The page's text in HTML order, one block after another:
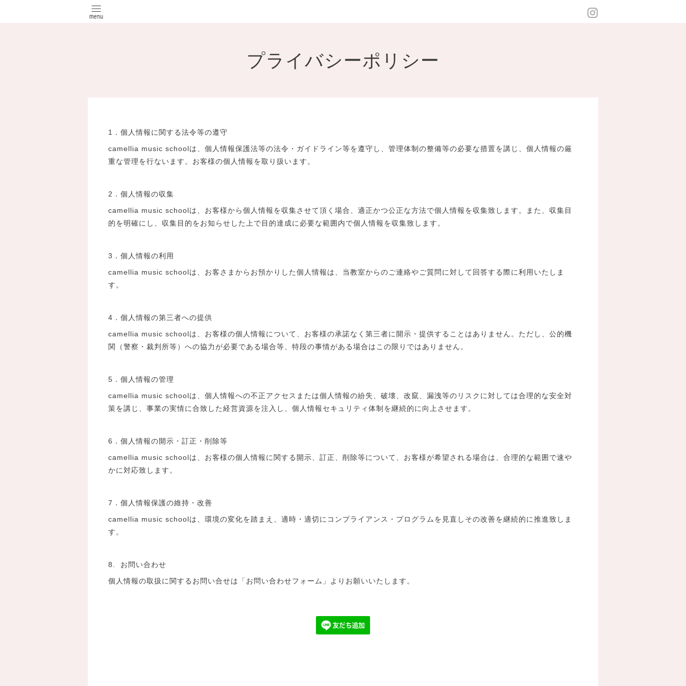
プライバシーポリシー
1．個人情報に関する法令等の遵守
camellia music schoolは、個人情報保護法等の法令・ガイドライン等を遵守し、管理体制の整備等の必要な措置を講じ、個人情報の厳
重な管理を行ないます。お客様の個人情報を取り扱います。
2．個人情報の収集
camellia music schoolは、お客様から個人情報を収集させて頂く場合、適正かつ公正な方法で個人情報を収集致します。また、収集目
的を明確にし、収集目的をお知らせした上で目的達成に必要な範囲内で個人情報を収集致します。
3．個人情報の利用
camellia music schoolは、お客さまからお預かりした個人情報は、当教室からのご連絡やご質問に対して回答する際に利用いたしま
す。
4．個人情報の第三者への提供
camellia music schoolは、お客様の個人情報について、お客様の承諾なく第三者に開示・提供することはありません。ただし、公的機
関（警察・裁判所等）への協力が必要である場合等、特段の事情がある場合はこの限りではありません。
5．個人情報の管理
camellia music schoolは、個人情報への不正アクセスまたは個人情報の紛失、破壊、改竄、漏洩等のリスクに対しては合理的な安全対
策を講じ、事業の実情に合致した経営資源を注入し、個人情報セキュリティ体制を継続的に向上させます。
6．個人情報の開示・訂正・削除等
camellia music schoolは、お客様の個人情報に関する開示、訂正、削除等について、お客様が希望される場合は、合理的な範囲で速や
かに対応致します。
7．個人情報保護の維持・改善
camellia music schoolは、環境の変化を踏まえ、適時・適切にコンプライアンス・プログラムを見直しその改善を継続的に推進致しま
す。
8. お問い合わせ
個人情報の取扱に関するお問い合せは「お問い合わせフォーム」よりお願いいたします。